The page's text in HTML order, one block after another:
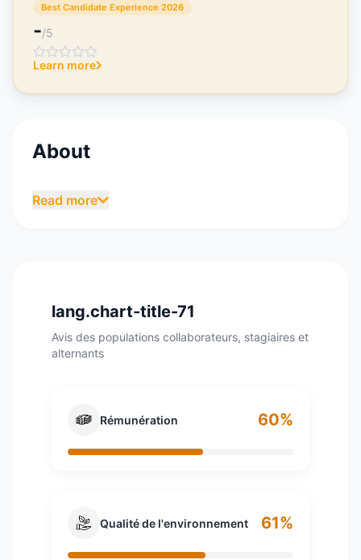
Best Candidate Experience 2026
-/5
Learn more
About
américaine spécialisée dans l'informatique, et
neuvième entreprise mondiale. Une position
confirmée par un chiffre d'affaires de plus de 80
milliards de dollars pour l'année 2017. De plus,
Read more
lang.chart-title-71
Avis des populations collaborateurs, stagiaires et
alternants
Rémunération 60%
Qualité de l'environnement 61%